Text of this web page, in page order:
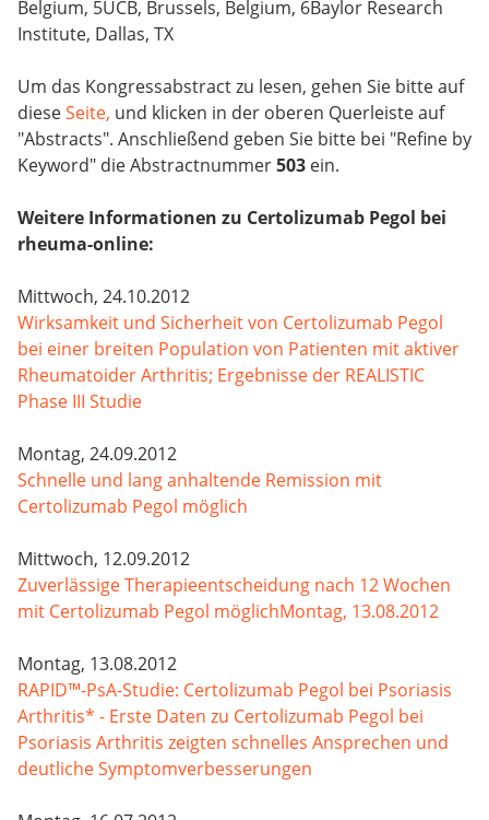
Belgium, 5UCB, Brussels, Belgium, 6Baylor Research
Institute, Dallas, TX
Um das Kongressabstract zu lesen, gehen Sie bitte auf
dieseSeite, und klicken in der oberen Querleiste auf
"Abstracts". Anschließend geben Sie bitte bei "Refine by
Keyword" die Abstractnummer503 ein.
Weitere Informationen zu Certolizumab Pegol bei
rheuma-online:
Mittwoch, 24.10.2012
Wirksamkeit und Sicherheit von Certolizumab Pegol
bei einer breiten Population von Patienten mit aktiver
Rheumatoider Arthritis; Ergebnisse der REALISTIC
Phase III Studie
Montag, 24.09.2012
Schnelle und lang anhaltende Remission mit
Certolizumab Pegol möglich
Mittwoch, 12.09.2012
Zuverlässige Therapieentscheidung nach 12 Wochen
mit Certolizumab Pegol möglichMontag, 13.08.2012
Montag, 13.08.2012
RAPID™-PsA-Studie: Certolizumab Pegol bei Psoriasis
Arthritis* - Erste Daten zu Certolizumab Pegol bei
Psoriasis Arthritis zeigten schnelles Ansprechen und
deutliche Symptomverbesserungen